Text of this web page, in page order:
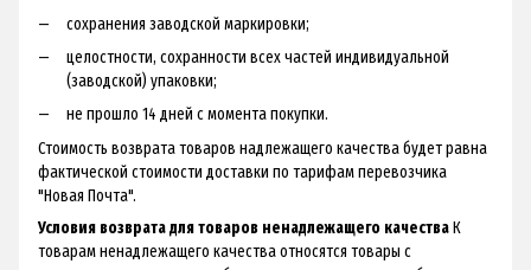
сохранения заводской маркировки;
целостности, сохранности всех частей индивидуальной
(заводской) упаковки;
не прошло 14 дней с момента покупки.
Стоимость возврата товаров надлежащего качества будет равна
фактической стоимости доставки по тарифам перевозчика
"Новая Почта".
Условия возврата для товаров ненадлежащего качестваК
товарам ненадлежащего качества относятся товары с